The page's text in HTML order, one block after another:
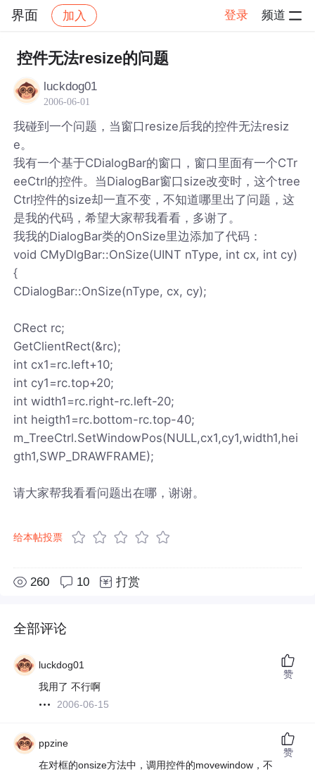
界面 加入 登录 频道
社区 界面 帖子详情
控件无法resize的问题
luckdog01
2006-06-01
我碰到一个问题，当窗口resize后我的控件无法resiz
e。
我有一个基于CDialogBar的窗口，窗口里面有一个CTr
eeCtrl的控件。当DialogBar窗口size改变时，这个tree
Ctrl控件的size却一直不变，不知道哪里出了问题，这
是我的代码，希望大家帮我看看，多谢了。
我我的DialogBar类的OnSize里边添加了代码：
void CMyDlgBar::OnSize(UINT nType, int cx, int cy)
{
CDialogBar::OnSize(nType, cx, cy);
CRect rc;
GetClientRect(&rc);
int cx1=rc.left+10;
int cy1=rc.top+20;
int width1=rc.right-rc.left-20;
int heigth1=rc.bottom-rc.top-40;
m_TreeCtrl.SetWindowPos(NULL,cx1,cy1,width1,hei
gth1,SWP_DRAWFRAME);
请大家帮我看看问题出在哪，谢谢。
给本帖投票
260 10 打赏
全部评论
luckdog01
我用了 不行啊
2006-06-15
赞
ppzine
在对框的onsize方法中，调用控件的movewindow，不
赞